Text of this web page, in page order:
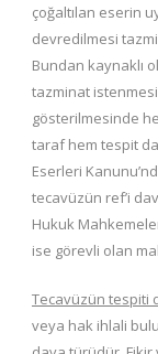
çoğaltılan eserin
devredilmesi
Bundan kaynaklı
tazminat
gösterilmesinde
taraf hem tespit
Eserleri
tecavüzün ref’i
Hukuk
ise görevli olan
Tecavüzün tespiti
veya hak ihlali